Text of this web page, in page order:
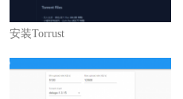
安装Torrust